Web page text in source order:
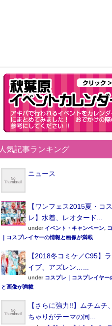
人気記事ランキング
ニュース
【ワンフェス2015夏・コ
レ】水着、レオタード...
under イベント・キャンペーン,
｜コスプレイヤーの情報と画像が満載
【2018冬コミケ／C95】
イブ、アズレン…...
under コスプレ｜コスプレイヤー
と画像が満載
【さらに強力!!】ムチムチ
ちゃりがテーマの同...